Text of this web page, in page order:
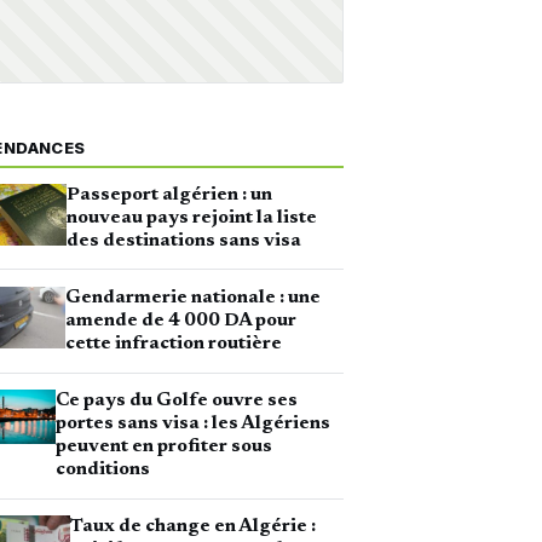
Passeport algérien : un
nouveau pays rejoint la liste
des destinations sans visa
Gendarmerie nationale : une
amende de 4 000 DA pour
cette infraction routière
Ce pays du Golfe ouvre ses
portes sans visa : les Algériens
peuvent en profiter sous
conditions
Taux de change en Algérie :